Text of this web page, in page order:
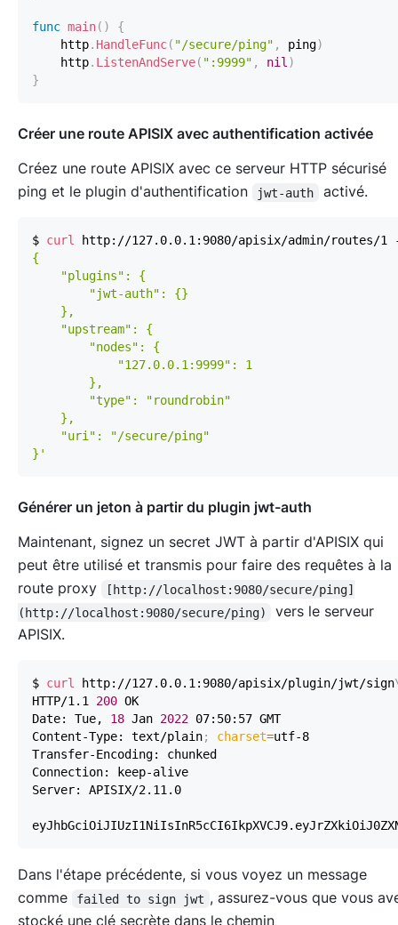
func main( )
{
    http
. HandleFunc( "/secure/ping" , ping)
    http
. ListenAndServe( ":9999" , nil)
}
Créer une route APISIX avec authentification activée
Créez une route APISIX avec ce serveur HTTP sécurisé
ping et le plugin d'authentification
jwt-auth activé.
$ curl http://127.0.0.1:9080/apisix/admin/routes/1
}'
Générer un jeton à partir du plugin jwt-auth
Maintenant, signez un secret JWT à partir d'APISIX qui
peut être utilisé et transmis pour faire des requêtes à la
route proxy
[http://localhost:9080/secure/ping]
(http://localhost:9080/secure/ping)
vers le serveur
APISIX.
$ curl http://127.0.0.1:9080/apisix/plugin/jwt/sign
HTTP/1.1 200
Date: Tue, 18 Jan 2022
Content-Type: text/plain; charset=
Dans l'étape précédente, si vous voyez un message
comme
failed to sign jwt , assurez-vous que vous
stocké une clé secrète dans le chemin